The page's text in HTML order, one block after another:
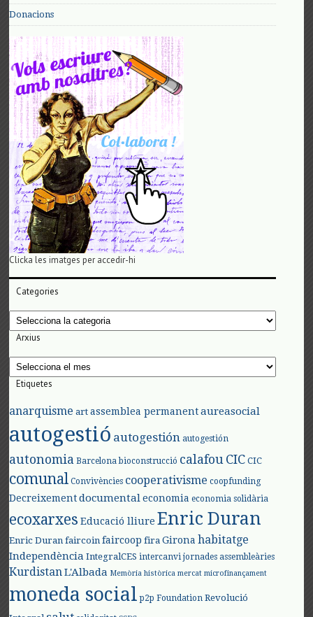
Donacions
Clicka les imatges per accedir-hi
Categories
Categories
Arxius
Arxius
Etiquetes
anarquisme art assemblea permanent aureasocial
autogestió autogestión autogestión
autonomia Barcelona bioconstrucció calafouCIC CIC
comunal Convivències cooperativisme coopfunding
Decreixement documental economia economia solidària
ecoxarxes Educació lliure Enric Duran
Enric Duran faircoin faircoop fira Girona habitatge
Independència IntegralCES intercanvi jornades assembleàries
KurdistanL'Albada Memòria històrica mercat microfinançament
moneda social p2p Foundation Revolució